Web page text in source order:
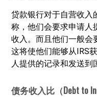
贷款银行对于自营收入
称，他们会要求申请人
收入。而且他们一般会
这将使他们能够从IRS
人提供的记录和发送到
债务收入比（Debt to